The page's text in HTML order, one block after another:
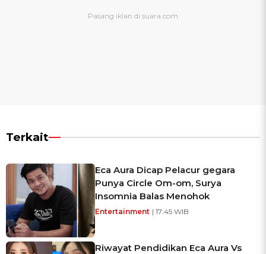
Terkait
Eca Aura Dicap Pelacur gegara
Punya Circle Om-om, Surya
Insomnia Balas Menohok
Entertainment | 17:45 WIB
Riwayat Pendidikan Eca Aura Vs